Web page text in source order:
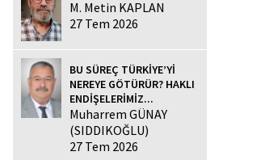
M. Metin KAPLAN
27 Tem 2026
BU SÜREÇ TÜRKİYE’Yİ
NEREYE GÖTÜRÜR? HAKLI
ENDİŞELERİMİZ...
Muharrem GÜNAY
(SIDDIKOĞLU)
27 Tem 2026